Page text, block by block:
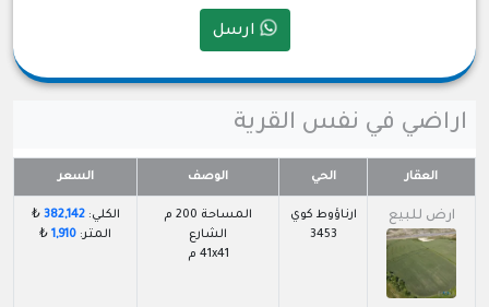
ارسل
اراضي في نفس القرية
العقار الحي الوصف السعر
ارض للبيع
ارناؤوط كوي
3453
المساحة 200 م
الشارع
41x41 م
الكلي:382,142
₺
المتر: 1,910
₺